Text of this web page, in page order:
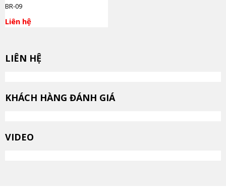
BR-09
Liên hệ
LIÊN HỆ
KHÁCH HÀNG ĐÁNH GIÁ
VIDEO